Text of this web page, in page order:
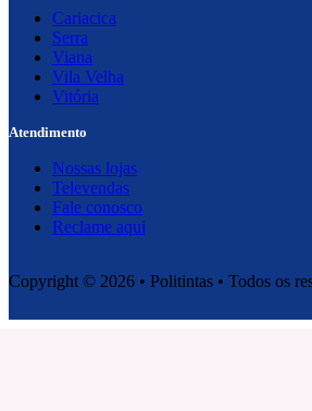
Cariacica
Serra
Viana
Vila Velha
Vitória
Atendimento
Nossas lojas
Televendas
Fale conosco
Reclame aqui
Copyright © 2026 • Politintas • Todos os